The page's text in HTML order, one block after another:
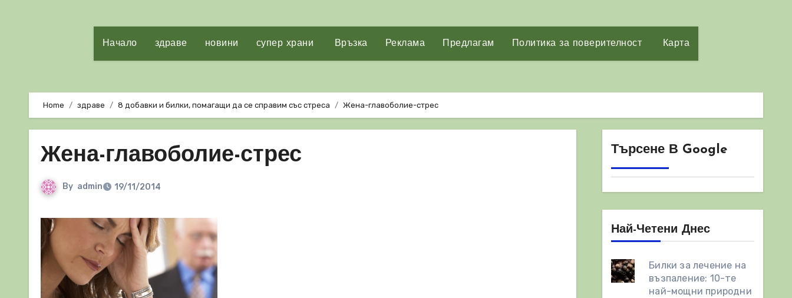
Начало здраве новини супер храни Връзка Реклама Предлагам Политика за поверителност Карта
Home здраве 8 добавки и билки, помагащи да се справим със стреса Жена-главоболие-стрес
Жена-главоболие-стрес
By admin 19/11/2014
Търсене В Google
Най-Четени Днес
Билки за лечение на
възпаление: 10-те
най-мощни природни